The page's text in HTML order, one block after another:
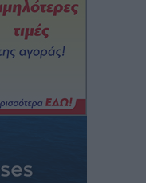
με μητέρα και
σαν ταινία
της Χαρούλας
που οδήγησαν στο